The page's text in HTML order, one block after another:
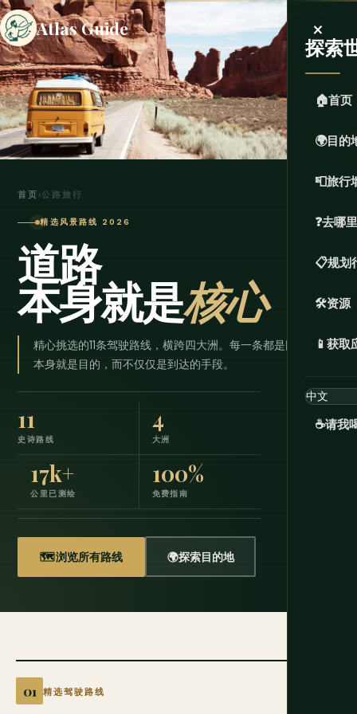
Atlas Guide ×
探索
🏠首页
🌍目的
📮旅行
❓去哪
📋规划
🛠️资源
📱 获取
☕请我
首页 ›公路旅行
精选风景路线 2026
道路
本身就是核心
精心挑选的11条驾驶路线，横跨四大洲。每一条都是因为旅程
本身就是目的，而不仅仅是到达的手段。
11
史诗路线
4
大洲
17k+
公里已测绘
100%
免费指南
🗺️浏览所有路线 🌍探索目的地
精选驾驶路线